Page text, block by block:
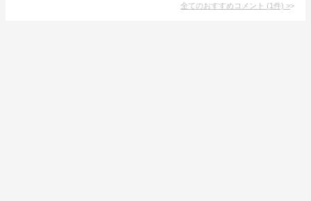
全てのおすすめコメント (1件) >